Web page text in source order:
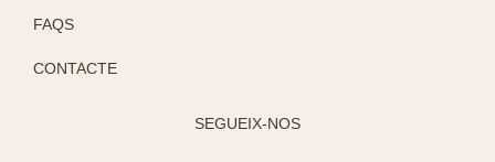
FAQS
CONTACTE
SEGUEIX-NOS